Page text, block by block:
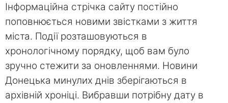
Інформаційна стрічка сайту постійно
поповнюється новими звістками з життя
міста. Події розташовуються в
хронологічному порядку, щоб вам було
зручно стежити за оновленнями. Новини
Донецька минулих днів зберігаються в
архівній хроніці. Вибравши потрібну дату в